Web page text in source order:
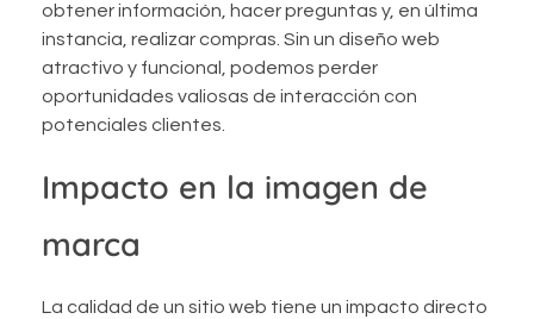
obtener información, hacer preguntas y, en última
instancia, realizar compras. Sin un diseño web
atractivo y funcional, podemos perder
oportunidades valiosas de interacción con
potenciales clientes.
Impacto en la imagen de
marca
La calidad de un sitio web tiene un impacto directo